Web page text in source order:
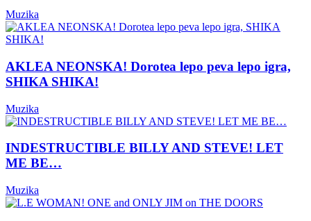
Muzika
AKLEA NEONSKA! Dorotea lepo peva lepo igra,
SHIKA SHIKA!
Muzika
INDESTRUCTIBLE BILLY AND STEVE! LET
ME BE…
Muzika